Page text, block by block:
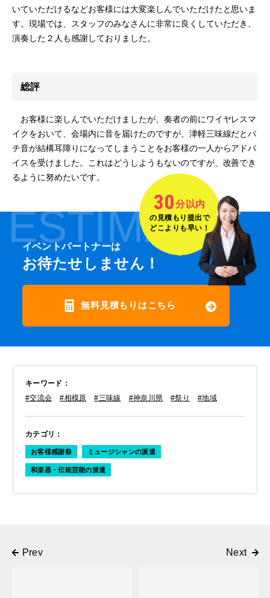
いていただけるなどお客様には大変楽しんでいただけたと思いま
す。現場では、スタッフのみなさんに非常に良くしていただき、
演奏した２人も感謝しておりました。
総評
お客様に楽しんでいただけましたが、奏者の前にワイヤレスマ
イクをおいて、会場内に音を届けたのですが、津軽三味線だとバ
チ音が結構耳障りになってしまうことをお客様の一人からアドバ
イスを受けました。これはどうしようもないのですが、改善でき
るように努めたいです。
ESTIMATE
イベントパートナーは
お待たせしません！
無料見積もりはこちら
30分以内
の見積もり提出で
どこよりも早い！
キーワード ：
#交流会
#相模原 #三味線 #神奈川県 #祭り #地域
カテゴリ ：
お客様感謝祭 ミュージシャンの派遣
和楽器・伝統芸能の派遣